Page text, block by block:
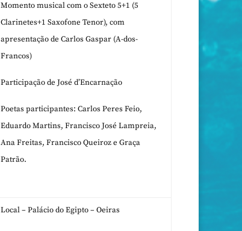
Momento musical com o Sexteto 5+1 (5
Clarinetes+1 Saxofone Tenor), com
apresentação de Carlos Gaspar (A-dos-
Francos)
Participação de José d’Encarnação
Poetas participantes: Carlos Peres Feio,
Eduardo Martins, Francisco José Lampreia,
Ana Freitas, Francisco Queiroz e Graça
Patrão.
Local – Palácio do Egipto – Oeiras